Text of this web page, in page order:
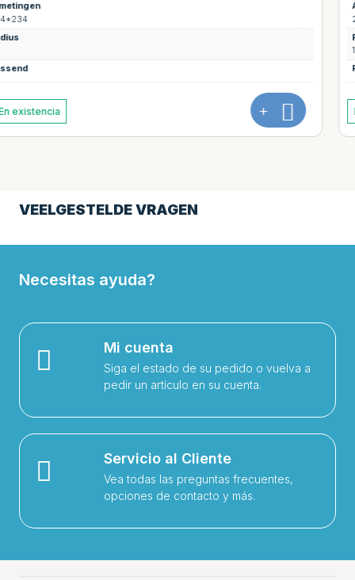
VEELGESTELDE VRAGEN
Necesitas ayuda?
Mi cuenta
Siga el estado de su pedido o vuelva a
pedir un artículo en su cuenta.
Servicio al Cliente
Vea todas las preguntas frecuentes,
opciones de contacto y más.